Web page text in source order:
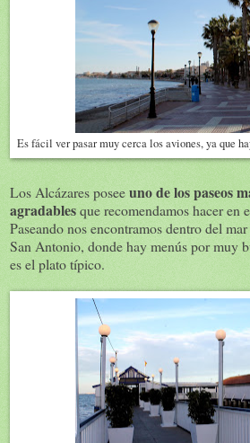
Es fácil ver pasar muy cerca los aviones, ya que
Los Alcázares poseeuno de los paseos
agradablesque recomendamos hacer en
Paseando nos encontramos dentro del
San Antonio, donde hay menús por muy
es el plato típico.